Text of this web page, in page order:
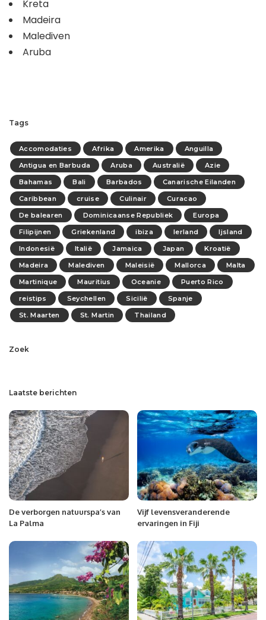
Kreta
Madeira
Malediven
Aruba
Tags
Accomodaties Afrika Amerika
Anguilla
Antigua en Barbuda
Aruba Australië
Azie
Bahamas
Bali Barbados
Canarische Eilanden
Caribbean
cruise Culinair
Curacao
De balearen
Dominicaanse Republiek
Europa
Filipijnen
Griekenland ibiza Ierland
Ijsland
Indonesië
Italië Jamaica Japan
Kroatië
Madeira
Malediven Maleisië Mallorca
Malta
Martinique
Mauritius Oceanie
Puerto Rico
reistips
Seychellen Sicilië
Spanje
St. Maarten
St. Martin Thailand
Zoek
Laatste berichten
De verborgen natuurspa’s van
La Palma
Vijf levensveranderende
ervaringen in Fiji